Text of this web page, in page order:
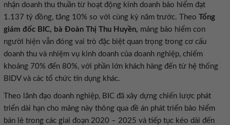
nhận doanh thu thuần từ hoạt động kinh doanh bảo hiểm đạt
1.137 tỷ đồng, tăng 10% so với cùng kỳ năm trước. Theo Tổng
giám đốc BIC, bà Đoàn Thị Thu Huyền, mảng bảo hiểm con
người hiện vẫn đóng vai trò đặc biệt quan trọng trong cơ cấu
doanh thu và nhiệm vụ kinh doanh của doanh nghiệp, chiếm
khoảng 70% đến 80%, với phần lớn khách hàng đến từ hệ thống
BIDV và các tổ chức tín dụng khác.
Theo lãnh đạo doanh nghiệp, BIC đã xây dựng chiến lược phát
triển dài hạn cho mảng này thông qua đề án phát triển bảo hiểm
bán lẻ trong các giai đoạn 2020 – 2025 và tiếp tục kéo dài đến